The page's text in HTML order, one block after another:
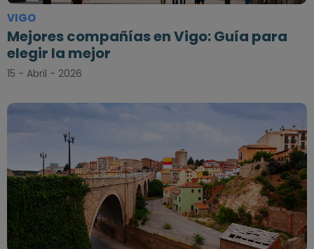
VIGO
Mejores compañías en Vigo: Guía para
elegir la mejor
15 - Abril - 2026